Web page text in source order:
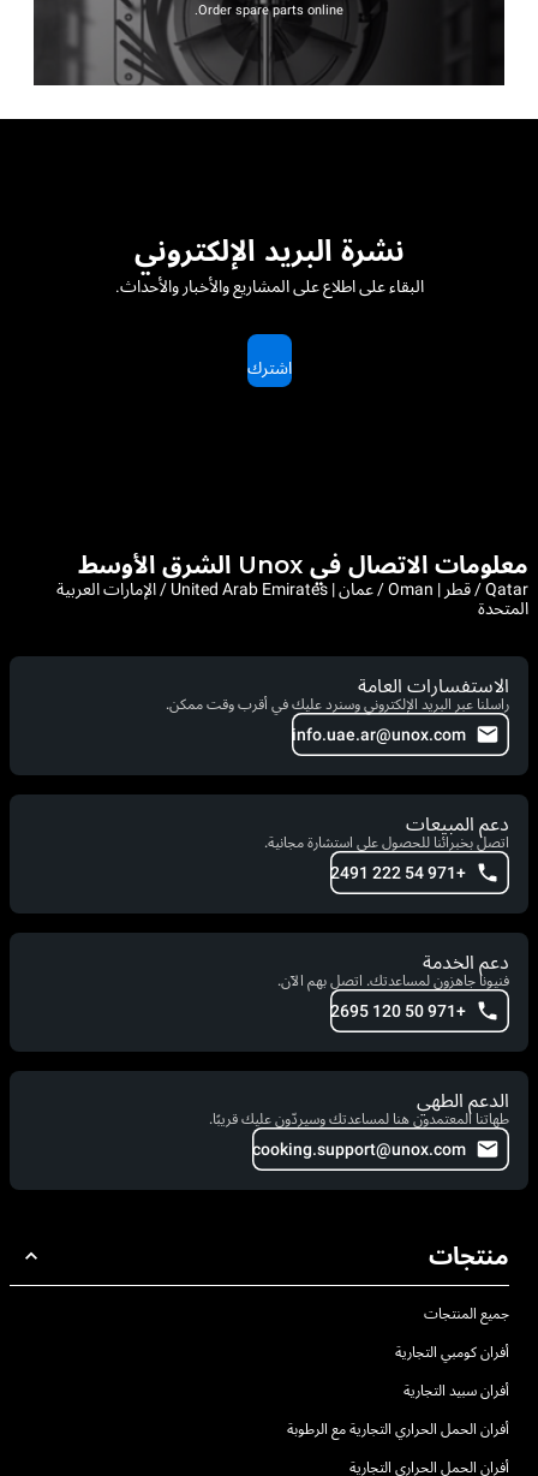
Order spare parts online.
نشرة البريد الإلكتروني
البقاء على اطلاع على المشاريع والأخبار والأحداث.
اشترك
معلومات الاتصال في Unox الشرق الأوسط
Qatar / قطر | Oman / عمان | United Arab Emirates / الإمارات العربية
المتحدة
الاستفسارات العامة
راسلنا عبر البريد الإلكتروني وسنرد عليك في أقرب وقت ممكن.
info.uae.ar@unox.com
دعم المبيعات
اتصل بخبرائنا للحصول على استشارة مجانية.
+971 54 222 2491
دعم الخدمة
فنيونا جاهزون لمساعدتك. اتصل بهم الآن.
+971 50 120 2695
الدعم الطهي
طهاتنا المعتمدون هنا لمساعدتك وسيردّون عليك قريبًا.
cooking.support@unox.com
منتجات
جميع المنتجات
أفران كومبي التجارية
أفران سبيد التجارية
أفران الحمل الحراري التجارية مع الرطوبة
أفران الحمل الحراري التجارية